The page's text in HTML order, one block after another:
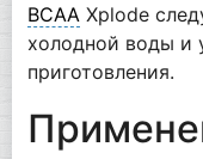
BCAAXplode
холодной воды и
приготовления.